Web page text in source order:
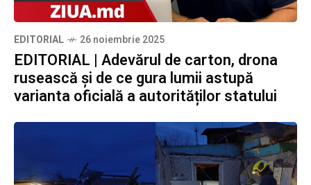
EDITORIAL 26 noiembrie 2025
EDITORIAL | Adevărul de carton, drona
rusească și de ce gura lumii astupă
varianta oficială a autorităților statului